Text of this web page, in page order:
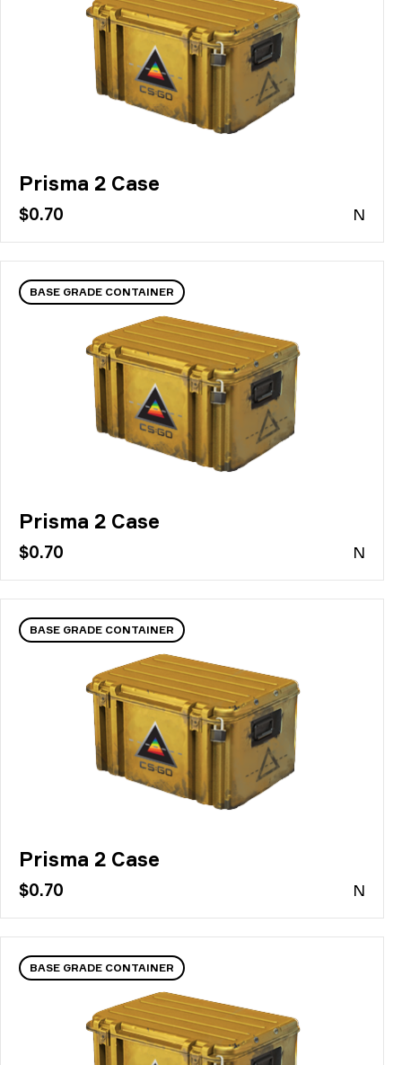
Prisma 2 Case
$0.70 N
BASE GRADE CONTAINER
Prisma 2 Case
$0.70 N
BASE GRADE CONTAINER
Prisma 2 Case
$0.70 N
BASE GRADE CONTAINER